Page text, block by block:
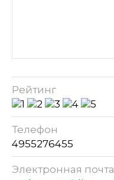
Рейтинг
Телефон
4955276455
Электронная почта